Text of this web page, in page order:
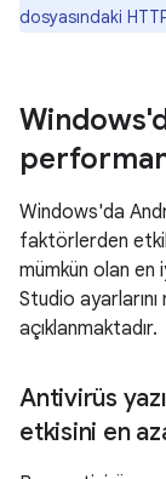
dosyasındaki
Windows'da
faktörlerden
mümkün olan en
Studio
açıklanmaktadır.
Antivirüs
etkisini en